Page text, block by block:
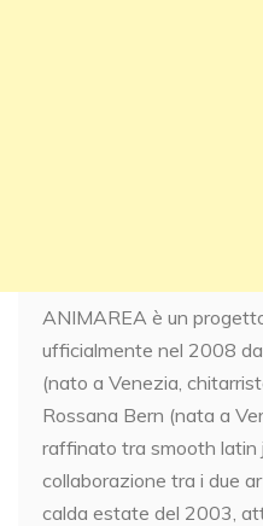
ANIMAREA è un
ufficialmente nel 2008 da
(nato a Venezia,
Rossana Bern (nata a
raffinato tra smooth latin
collaborazione tra i due
calda estate del 2003,